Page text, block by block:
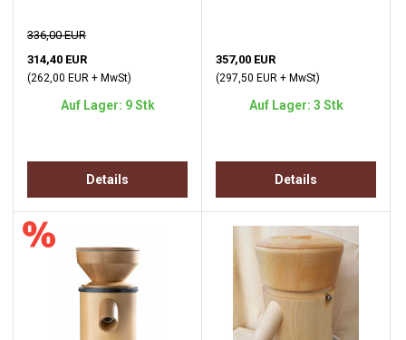
336,00 EUR
314,40 EUR
(262,00 EUR + MwSt)
Auf Lager: 9 Stk
Details
357,00 EUR
(297,50 EUR + MwSt)
Auf Lager: 3 Stk
Details